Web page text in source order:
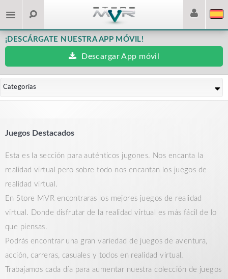
¡DESCÁRGATE NUESTRA APP MÓVIL!
Descargar App móvil
Categorías
Juegos Destacados
Esta es la sección para auténticos jugones. Nos encanta la
realidad virtual pero sobre todo nos encantan los juegos de
realidad virtual.
En Store MVR encontraras los mejores juegos de realidad
virtual. Donde disfrutar de la realidad virtual es más fácil de lo
que piensas.
Podrás encontrar una gran variedad de juegos de aventura,
acción, carreras, casuales y todos en realidad virtual.
Trabajamos cada día para aumentar nuestra colección de juegos